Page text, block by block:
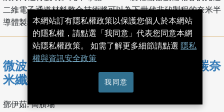
二維電子通道材料整合技術將可以為下世代非矽製程的奈米半
導體製程技術帶來一可行的方案。
微波電漿化學氣相沉積系統製作混合碳奈
米纖維／碳化矽錐形奈米結構
鄧伊茹, 簡賸瑞
本網站訂有隱私權政策以保護您個人於本網站
的隱私權，請點選「我同意」代表您同意本網
站隱私權政策。 如需了解更多細節請點選 隱私
權與資訊安全政策
我同意